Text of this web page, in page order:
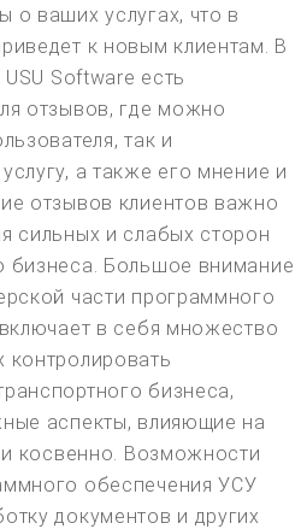
о ваших услугах, что в
к новым клиентам. В
Software есть
отзывов, где можно
так и
а также его мнение и
отзывов клиентов важно
сильных и слабых сторон
бизнеса. Большое внимание
части программного
в себя множество
бизнеса,
аспекты, влияющие на
косвенно. Возможности
обеспечения УСУ
документов и других